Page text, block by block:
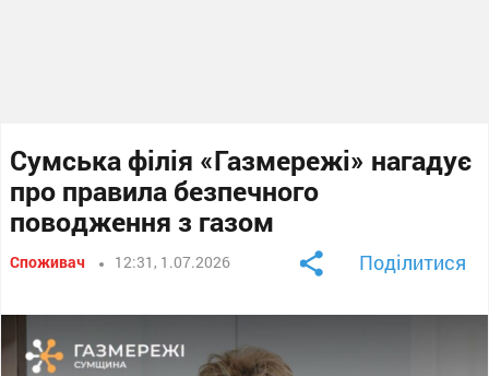
Сумська філія «Газмережі» нагадує
про правила безпечного
поводження з газом
Споживач 12:31, 1.07.2026 Поділитися